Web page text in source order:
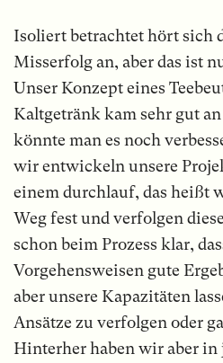
Isoliert betrachtet hört sich
Misserfolg an, aber das ist
Unser Konzept eines
Kaltgetränk kam sehr gut
könnte man es noch
wir entwickeln unsere
einem durchlauf, das heißt
Weg fest und verfolgen
schon beim Prozess klar,
Vorgehensweisen gute
aber unsere Kapazitäten
Ansätze zu verfolgen oder
Hinterher haben wir aber in